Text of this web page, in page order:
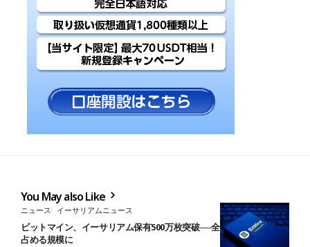
You May also Like
ニュース イーサリアムニュース
ビットマイン、イーサリアム保有500万枚突破──全供給量の4.2%を
占める規模に